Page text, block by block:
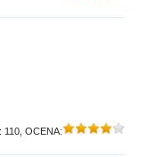
110 , OCENA: